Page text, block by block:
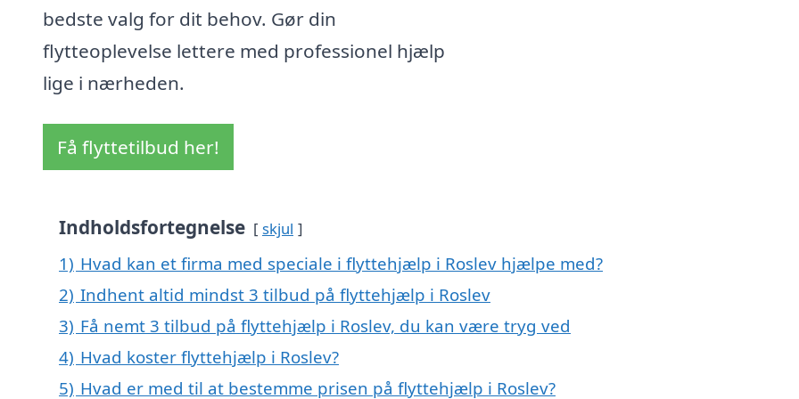
bedste valg for dit behov. Gør din
flytteoplevelse lettere med professionel hjælp
lige i nærheden.
Få flyttetilbud her!
Indholdsfortegnelse skjul
1) Hvad kan et firma med speciale i flyttehjælp i Roslev hjælpe med?
2) Indhent altid mindst 3 tilbud på flyttehjælp i Roslev
3) Få nemt 3 tilbud på flyttehjælp i Roslev, du kan være tryg ved
4) Hvad koster flyttehjælp i Roslev?
5) Hvad er med til at bestemme prisen på flyttehjælp i Roslev?